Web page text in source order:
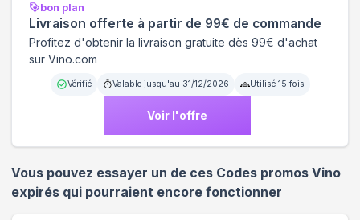
bon plan
Livraison offerte à partir de 99€ de commande
Profitez d'obtenir la livraison gratuite dès 99€ d'achat
sur Vino.com
Vérifié Valable jusqu'au 31/12/2026 Utilisé 15 fois
Voir l'offre
Vous pouvez essayer un de ces Codes promos Vino
expirés qui pourraient encore fonctionner